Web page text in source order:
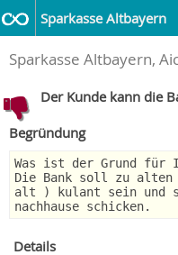
Sparkasse Altbayern
Sparkasse Altbayern,
Der Kunde kann die
Begründung
Was ist der Grund
Die Bank soll zu alten
alt ) kulant sein und
nachhause schicken.
Details